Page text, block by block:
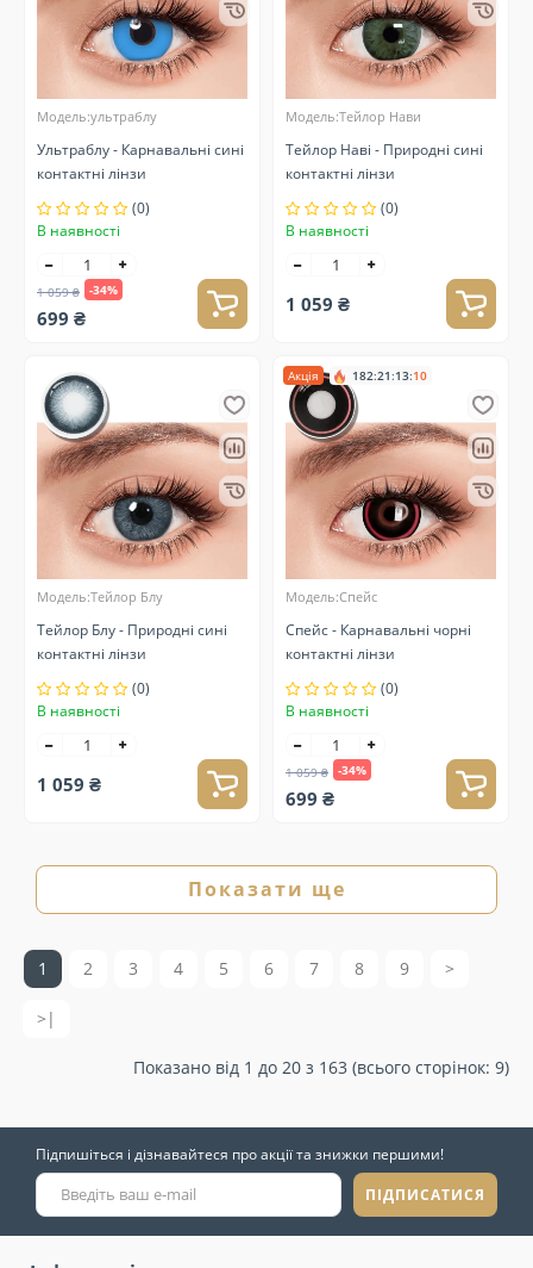
Модель:ультраблу
Ультраблу - Карнавальні сині
контактні лінзи
(0)
В наявності
1 059 ₴ -34%
699 ₴
Модель:Тейлор Нави
Тейлор Наві - Природні сині
контактні лінзи
(0)
В наявності
1 059 ₴
Модель:Тейлор Блу
Тейлор Блу - Природні сині
контактні лінзи
(0)
В наявності
1 059 ₴
Акція 182:21:13:10
Модель:Спейс
Спейс - Карнавальні чорні
контактні лінзи
(0)
В наявності
1 059 ₴ -34%
699 ₴
Показати ще
1 2 3 4 5 6 7 8 9 >
>|
Показано від 1 до 20 з 163 (всього сторінок: 9)
Підпишіться і дізнавайтеся про акції та знижки першими!
ПІДПИСАТИСЯ